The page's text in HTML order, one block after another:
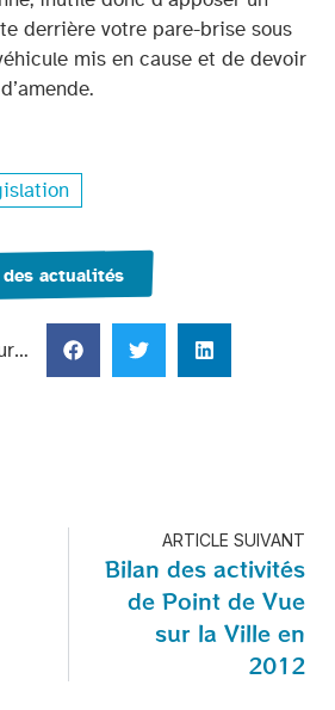
derrière votre pare-brise sous
mis en cause et de devoir
actualités
ARTICLE SUIVANT
Bilan des activités
de Point de Vue
sur la Ville en
2012